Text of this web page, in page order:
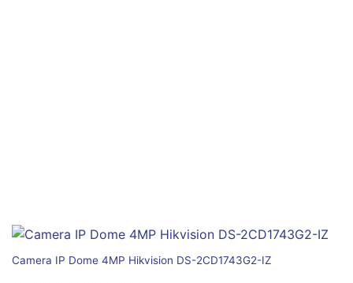
Camera IP Dome 4MP Hikvision DS-2CD1743G2-IZ